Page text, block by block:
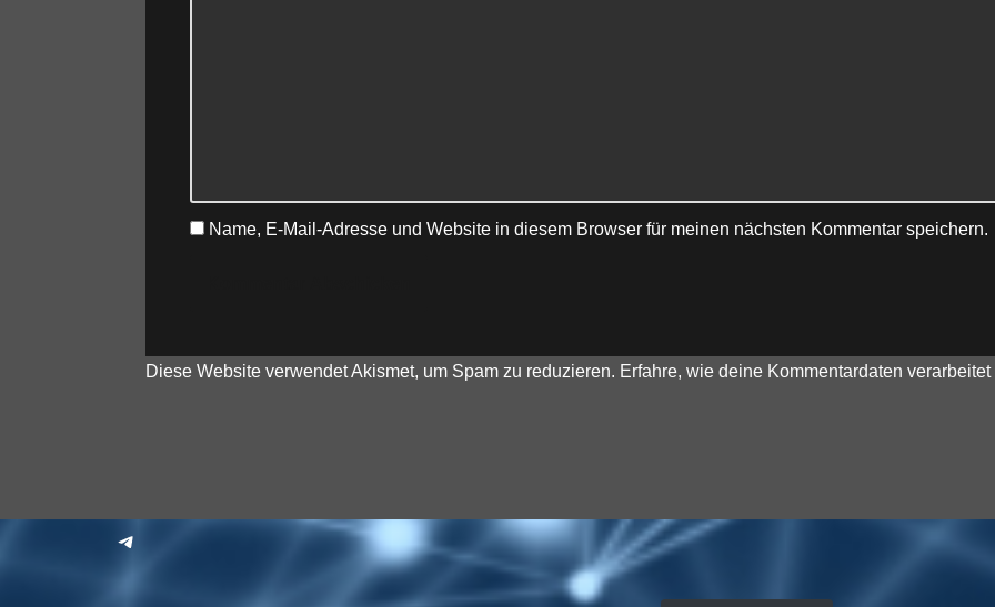
Name, E-Mail-Adresse und Website in diesem Browser für meinen nächsten Kommentar speichern.
Diese Website verwendet Akismet, um Spam zu reduzieren. Erfahre, wie deine Kommentardaten